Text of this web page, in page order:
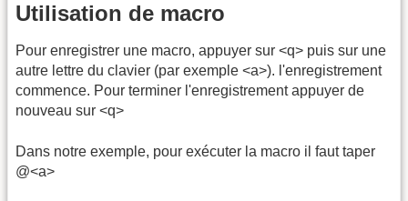
Utilisation de macro
Pour enregistrer une macro, appuyer sur <q> puis sur une
autre lettre du clavier (par exemple <a>). l'enregistrement
commence. Pour terminer l'enregistrement appuyer de
nouveau sur <q>
Dans notre exemple, pour exécuter la macro il faut taper
@<a>